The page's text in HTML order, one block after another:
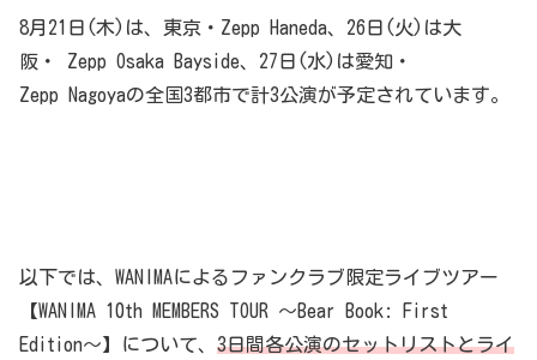
8月21日(木)は、東京・Zepp Haneda、26日(火)は大
阪・ Zepp Osaka Bayside、27日(水)は愛知・
Zepp Nagoyaの全国3都市で計3公演が予定されています。
以下では、WANIMAによるファンクラブ限定ライブツアー
【WANIMA 10th MEMBERS TOUR 〜Bear Book: First
Edition〜】について、 3日間各公演のセットリストとライ